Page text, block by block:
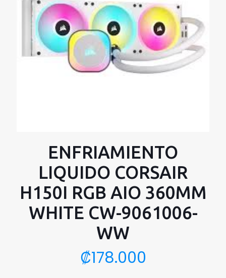
ENFRIAMIENTO
LIQUIDO CORSAIR
H150I RGB AIO 360MM
WHITE CW-9061006-
WW
₡178.000